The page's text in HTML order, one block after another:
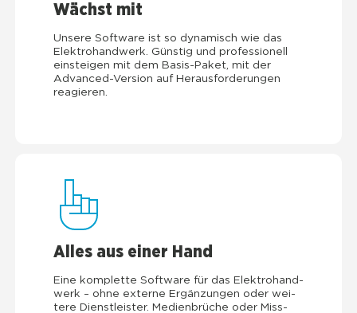
Wächst mit
Unse­re Soft­ware ist so dyna­misch wie das
Elek­tro­hand­werk. Güns­tig und pro­fes­sio­nell
ein­stei­gen mit dem Basis-Paket, mit der
Advan­ced-Ver­si­on auf Her­aus­for­de­run­gen
reagie­ren.
Alles aus einer Hand
Eine kom­plet­te Soft­ware für das Elek­tro­hand­
werk – ohne exter­ne Ergän­zun­gen oder wei­
te­re Dienst­leis­ter. Medi­en­brü­che oder Miss­